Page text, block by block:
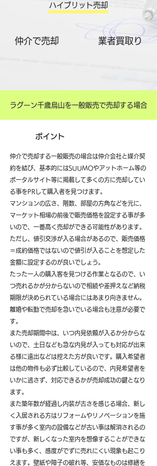
ハイブリット売却
仲介で売却 ​業者買取り
ラグーン千歳烏山を一般販売で売却する場合
ポイント
仲介で売却する一般販売の場合は仲介会社と媒介契
約を結び、基本的にはSUUMOやアットホーム等の
ポータルサイト等に掲載して多くの方に売却してい
る事をPRして購入者を見つけます。
マンションの広さ、階数、部屋の方角などを元に、
マーケット相場の前後で販売価格を設定する事が多
いので、一番高く売却ができる可能性があります。
ただし、値引交渉が入る場合があるので、販売価格
＝成約価格ではないので値引が入ることを想定した
金額に設定するのが良いでしょう。
たった一人の購入客を見つける作業となるので、い
つ売れるかが分からないので相続や差押えなど納税
期限が決められている場合にはあまり向きません。
離婚や転勤で売却を急いでいる場合も注意が必要で
す。
また売却期間中は、いつ内見依頼が入るか分からな
いので、土日なども急な内見が入っても対応が出来
る様に遠出などは控えた方が良いです。購入希望者
は他の物件も必ず比較しているので、内見希望者を
いかに逃さず、対応できるかが売却成功の鍵となり
ます。
また築年数が経過し内装が古さを感じる場合、新し
く入居される方はリフォームやリノベーションを施
す事が多く室内の設備などが古い事は解消されるの
ですが、新しくなった室内を想像することができな
い事も多く、感度がでずに売れにくい現象も起こり
えます。壁紙や障子の破れ等、安価なものは修繕を